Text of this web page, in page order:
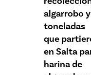
algarrobo
toneladas
que
en Salta
harina de